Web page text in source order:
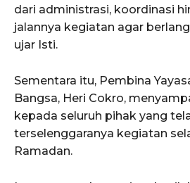
dari administrasi, koordinasi
jalannya kegiatan agar
ujar Isti.
Sementara itu, Pembina
Bangsa, Heri Cokro,
kepada seluruh pihak yang
terselenggaranya kegiatan
Ramadan.